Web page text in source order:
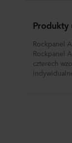
Rockpanel
Rockpanel
czterech